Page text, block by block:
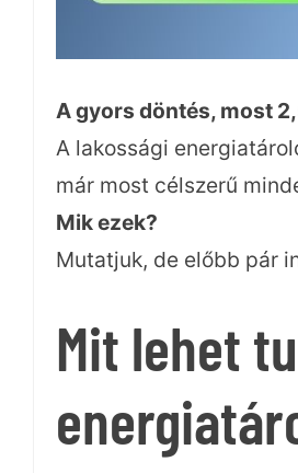
A gyors döntés, most
A lakossági
már most célszerű
Mik ezek?
Mutatjuk, de előbb pár
Mit lehet